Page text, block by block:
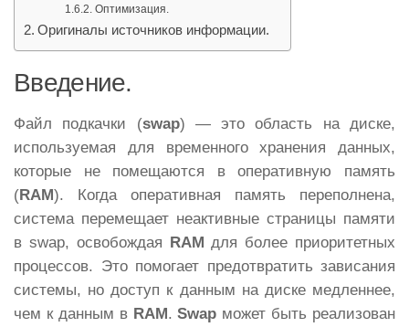
Оптимизация.
Оригиналы источников информации.
Введение.
Файл подкачки (swap) — это область на диске,
используемая для временного хранения данных,
которые не помещаются в оперативную память
(RAM). Когда оперативная память переполнена,
система перемещает неактивные страницы памяти
в swap, освобождая RAM для более приоритетных
процессов. Это помогает предотвратить зависания
системы, но доступ к данным на диске медленнее,
чем к данным в RAM.Swap может быть реализован